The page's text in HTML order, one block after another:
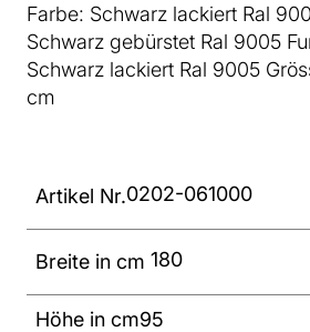
Farbe: Schwarz lackiert Ral
Schwarz gebürstet Ral 9005
Schwarz lackiert Ral 9005
cm
Artikel Nr.0202-061000
Breite in cm 180
Höhe in cm95